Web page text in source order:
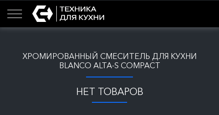
ХРОМИРОВАННЫЙ СМЕСИТЕЛЬ ДЛЯ КУХНИ
BLANCO ALTA-S COMPACT
НЕТ ТОВАРОВ